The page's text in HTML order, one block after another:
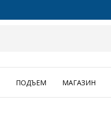
ПОДЪЕМ МАГАЗИН